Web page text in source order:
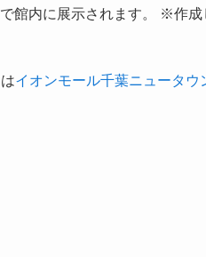
館内に展示されます。 ※作成
イオンモール千葉ニュータウ